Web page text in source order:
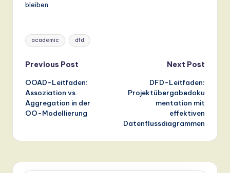
bleiben.
Tags:
academic dfd
Post
navigation
Previous Post
OOAD-Leitfaden:
Assoziation vs.
Aggregation in der
OO-Modellierung
Next Post
DFD-Leitfaden:
Projektübergabedoku
mentation mit
effektiven
Datenflussdiagrammen